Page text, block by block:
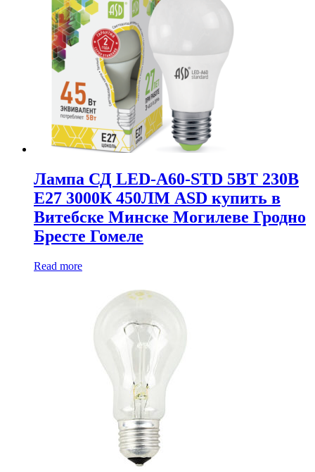
Лампа СД LED-A60-STD 5ВТ 230В
Е27 3000К 450ЛМ ASD купить в
Витебске Минске Могилеве Гродно
Бресте Гомеле
Read more